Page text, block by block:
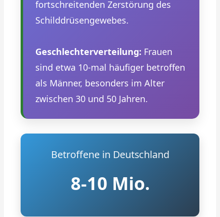
fortschreitenden Zerstörung des
Schilddrüsengewebes.
Geschlechterverteilung: Frauen
sind etwa 10-mal häufiger betroffen
als Männer, besonders im Alter
zwischen 30 und 50 Jahren.
Betroffene in Deutschland
8-10 Mio.